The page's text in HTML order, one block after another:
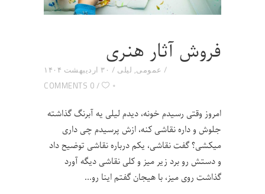
فروش آثار هنری
۳۰ اردیبهشت ۱۴۰۴ عمومی, لیلی
0 COMMENTS
۰
امروز وقتی رسیدم خونه، دیدم لیلی یه آبرنگ گذاشته
جلوش و داره نقاشی کنه، ازش پرسیدم چی داری
میکشی؟ گفت نقاشی، یکم درباره نقاشی توضیح داد
و دستش رو برد زیر میز و کلی نقاشی دیگه آورد
گذاشت روی میز، با هیجان گفتم اینا رو